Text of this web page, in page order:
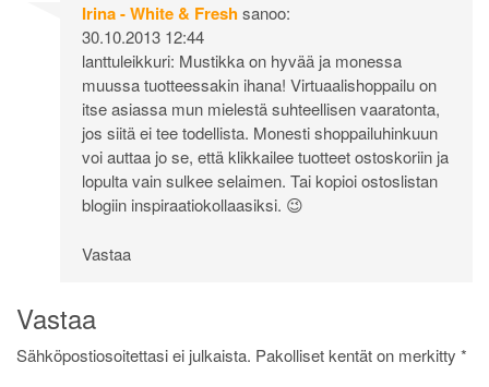
Irina - White & Freshsanoo:
30.10.2013 12:44
lanttuleikkuri: Mustikka on hyvää ja monessa
muussa tuotteessakin ihana! Virtuaalishoppailu on
itse asiassa mun mielestä suhteellisen vaaratonta,
jos siitä ei tee todellista. Monesti shoppailuhinkuun
voi auttaa jo se, että klikkailee tuotteet ostoskoriin ja
lopulta vain sulkee selaimen. Tai kopioi ostoslistan
blogiin inspiraatiokollaasiksi. 😉
Vastaa
Vastaa
Sähköpostiosoitettasi ei julkaista. Pakolliset kentät on merkitty *